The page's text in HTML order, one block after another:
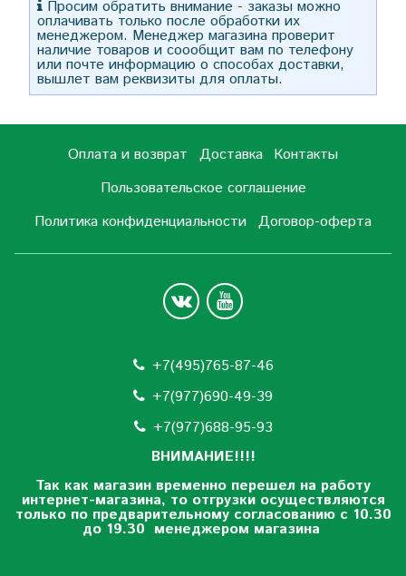
Просим обратить внимание - заказы можно
оплачивать только после обработки их
менеджером. Менеджер магазина проверит
наличие товаров и соообщит вам по телефону
или почте информацию о способах доставки,
вышлет вам реквизиты для оплаты.
Оплата и возврат Доставка Контакты
Пользовательское соглашение
Политика конфиденциальности Договор-оферта
+7(495)765-87-46
+7(977)690-49-39
+7(977)688-95-93
ВНИМАНИЕ!!!!
Так как магазин временно перешел на работу
интернет-магазина, то отгрузки осуществляются
только по предварительному согласованию с 10.30
до 19.30 менеджером магазина